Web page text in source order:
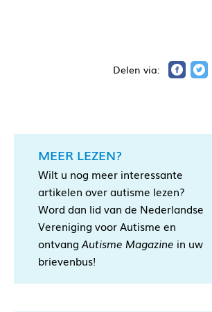
MEER LEZEN?
Wilt u nog meer interessante
artikelen over autisme lezen?
Word dan lid van de Nederlandse
Vereniging voor Autisme en
ontvang Autisme Magazine in uw
brievenbus!